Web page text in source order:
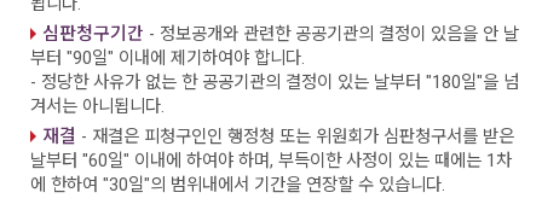
됩니다.
심판청구기간 - 정보공개와 관련한 공공기관의 결정이 있음을 안 날
부터 "90일" 이내에 제기하여야 합니다.
- 정당한 사유가 없는 한 공공기관의 결정이 있는 날부터 "180일"을 넘
겨서는 아니됩니다.
재결 - 재결은 피청구인인 행정청 또는 위원회가 심판청구서를 받은
날부터 "60일" 이내에 하여야 하며, 부득이한 사정이 있는 때에는 1차
에 한하여 "30일"의 범위내에서 기간을 연장할 수 있습니다.